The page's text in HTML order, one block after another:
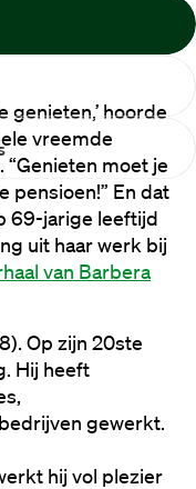
genieten,’ hoorde
vreemde
“Genieten moet je
pensioen!” En dat
69-jarige leeftijd
uit haar werk bij
van Barbera
Op zijn 20ste
Hij heeft
gewerkt.
hij vol plezier